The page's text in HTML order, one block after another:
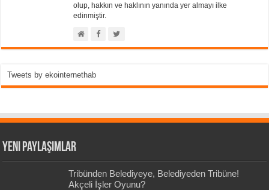
olup, hakkın ve haklının yanında yer almayı ilke
edinmiştir.
Tweets by ekointernethab
Yeni Paylaşımlar
Tribünden Belediyeye, Belediyeden Tribüne!
Akçeli İşler Oyunu?